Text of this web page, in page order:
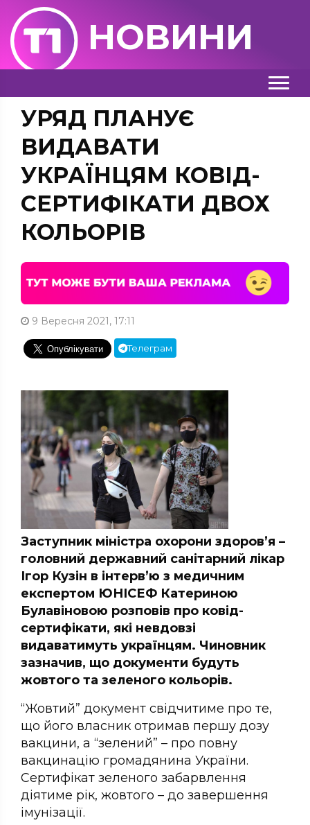
НОВИНИ
УРЯД ПЛАНУЄ
ВИДАВАТИ
УКРАЇНЦЯМ КОВІД-
СЕРТИФІКАТИ ДВОХ
КОЛЬОРІВ
9 Вересня 2021, 17:11
Телеграм
Заступник міністра охорони здоров’я –
головний державний санітарний лікар
Ігор Кузін в інтерв’ю з медичним
експертом ЮНІСЕФ Катериною
Булавіновою розповів про ковід-
сертифікати, які невдовзі
видаватимуть українцям. Чиновник
зазначив, що документи будуть
жовтого та зеленого кольорів.
“Жовтий” документ свідчитиме про те,
що його власник отримав першу дозу
вакцини, а “зелений” – про повну
вакцинацію громадянина України.
Сертифікат зеленого забарвлення
діятиме рік, жовтого – до завершення
імунізації.